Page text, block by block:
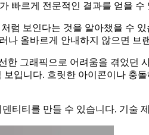
빠르게 전문적인 결과를 얻을
럼 보인다는 것을 알아챘을 수
나 올바르게 안내하지 않으면 브
그래픽으로 어려움을 겪었던
입니다. 흐릿한 아이콘이나 충
티티를 만들 수 있습니다. 기술